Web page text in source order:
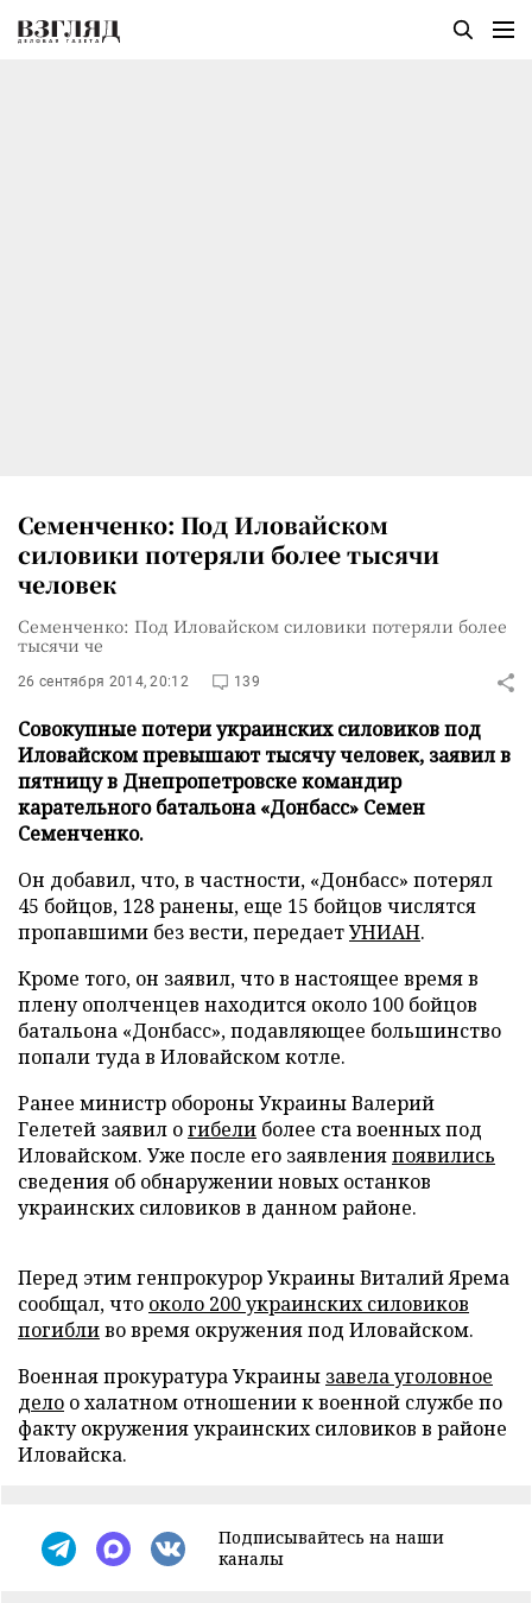
Семенченко: Под Иловайском
силовики потеряли более тысячи
человек
Семенченко: Под Иловайском силовики потеряли более
тысячи че
26 сентября 2014, 20:12 139
Совокупные потери украинских силовиков под
Иловайском превышают тысячу человек, заявил в
пятницу в Днепропетровске командир
карательного батальона «Донбасс» Семен
Семенченко.
Он добавил, что, в частности, «Донбасс» потерял
45 бойцов, 128 ранены, еще 15 бойцов числятся
пропавшими без вести, передаетУНИАН.
Кроме того, он заявил, что в настоящее время в
плену ополченцев находится около 100 бойцов
батальона «Донбасс», подавляющее большинство
попали туда в Иловайском котле.
Ранее министр обороны Украины Валерий
Гелетей заявил огибели более ста военных под
Иловайском. Уже после его заявленияпоявились
сведения об обнаружении новых останков
украинских силовиков в данном районе.
Перед этим генпрокурор Украины Виталий Ярема
сообщал, что около 200 украинских силовиков
погибливо время окружения под Иловайском.
Военная прокуратура Украины завела уголовное
дело о халатном отношении к военной службе по
факту окружения украинских силовиков в районе
Иловайска.
Подписывайтесь на наши
каналы